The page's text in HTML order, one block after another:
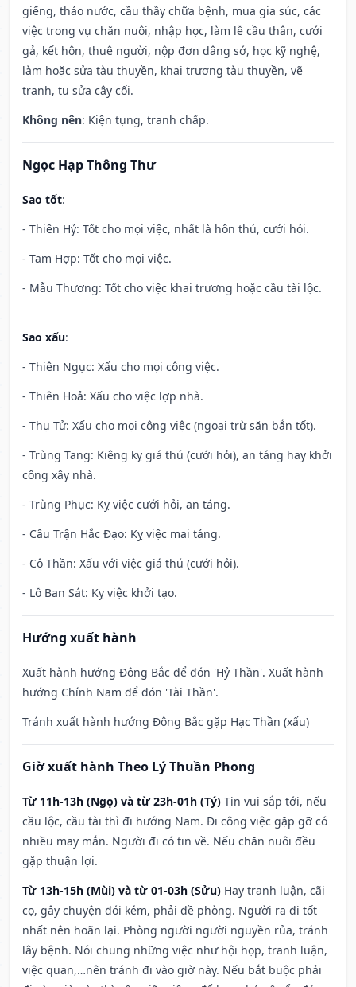
giếng, tháo nước, cầu thầy chữa bệnh, mua gia súc, các
việc trong vụ chăn nuôi, nhập học, làm lễ cầu thân, cưới
gả, kết hôn, thuê người, nộp đơn dâng sớ, học kỹ nghệ,
làm hoặc sửa tàu thuyền, khai trương tàu thuyền, vẽ
tranh, tu sửa cây cối.
Không nên: Kiện tụng, tranh chấp.
Ngọc Hạp Thông Thư
Sao tốt:
- Thiên Hỷ: Tốt cho mọi việc, nhất là hôn thú, cưới hỏi.
- Tam Hợp: Tốt cho mọi việc.
- Mẫu Thương: Tốt cho việc khai trương hoặc cầu tài lộc.
Sao xấu:
- Thiên Ngục: Xấu cho mọi công việc.
- Thiên Hoả: Xấu cho việc lợp nhà.
- Thụ Tử: Xấu cho mọi công việc (ngoại trừ săn bắn tốt).
- Trùng Tang: Kiêng kỵ giá thú (cưới hỏi), an táng hay khởi
công xây nhà.
- Trùng Phục: Kỵ việc cưới hỏi, an táng.
- Câu Trận Hắc Đạo: Kỵ việc mai táng.
- Cô Thần: Xấu với việc giá thú (cưới hỏi).
- Lỗ Ban Sát: Kỵ việc khởi tạo.
Hướng xuất hành
Xuất hành hướng Đông Bắc để đón 'Hỷ Thần'. Xuất hành
hướng Chính Nam để đón 'Tài Thần'.
Tránh xuất hành hướng Đông Bắc gặp Hạc Thần (xấu)
Giờ xuất hành Theo Lý Thuần Phong
Từ 11h-13h (Ngọ) và từ 23h-01h (Tý) Tin vui sắp tới, nếu
cầu lộc, cầu tài thì đi hướng Nam. Đi công việc gặp gỡ có
nhiều may mắn. Người đi có tin về. Nếu chăn nuôi đều
gặp thuận lợi.
Từ 13h-15h (Mùi) và từ 01-03h (Sửu) Hay tranh luận, cãi
cọ, gây chuyện đói kém, phải đề phòng. Người ra đi tốt
nhất nên hoãn lại. Phòng người người nguyền rủa, tránh
lây bệnh. Nói chung những việc như hội họp, tranh luận,
việc quan,…nên tránh đi vào giờ này. Nếu bắt buộc phải